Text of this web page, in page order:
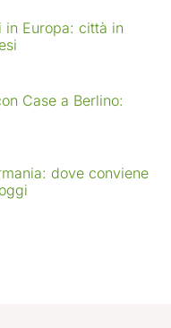
in Europa: città in
Case a Berlino:
dove conviene